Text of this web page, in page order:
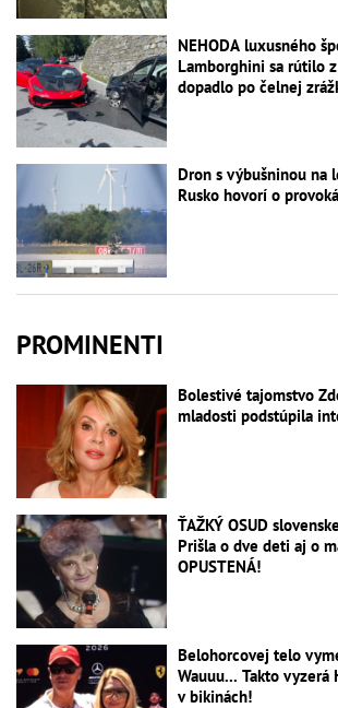
NEHODA luxusného
Lamborghini sa rútilo
dopadlo po čelnej
Dron s výbušninou na
Rusko hovorí o
PROMINENTI
Bolestivé tajomstvo
mladosti podstúpila
ŤAŽKÝ OSUD
Prišla o dve deti aj o
OPUSTENÁ!
Belohorcovej telo
Wauuu... Takto vyzerá
v bikinách!